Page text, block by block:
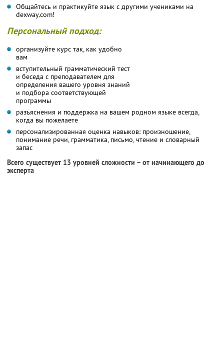
Общайтесь и практикуйте язык с другими учениками на
dexway.com!
Персональный подход:
организуйте курс так, как удобно
вам
вступительный грамматический тест
и беседа с преподавателем для
определения вашего уровня знаний
и подбора соответствующей
программы
разъяснения и поддержка на вашем родном языке всегда,
когда вы пожелаете
персонализированная оценка навыков: произношение,
понимание речи, грамматика, письмо, чтение и словарный
запас
Всего существует 13 уровней сложности – от начинающего до
эксперта